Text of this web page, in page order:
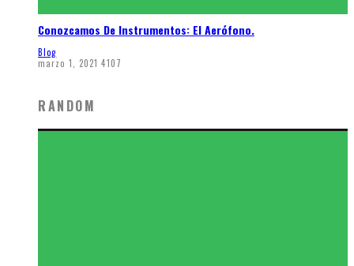
Conozcamos De Instrumentos: El Aerófono.
Blog
marzo 1, 2021 4107
RANDOM